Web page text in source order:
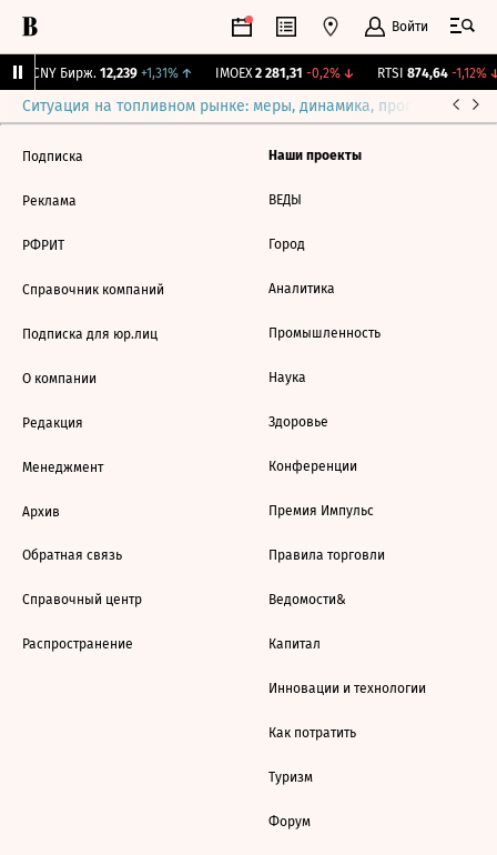
Войти
CNY Бирж. 12,239 +1,31%↑ IMOEX 2 281,31 -0,2%↓ RTSI 874,64 -1,12%↓
Ситуация на топливном рынке: меры, динамика, прогнозы
Подписка
Реклама
РФРИТ
Справочник компаний
Подписка для юр.лиц
О компании
Редакция
Менеджмент
Архив
Обратная связь
Справочный центр
Распространение
Наши проекты
ВЕДЫ
Город
Аналитика
Промышленность
Наука
Здоровье
Конференции
Премия Импульс
Правила торговли
Ведомости&
Капитал
Инновации и технологии
Как потратить
Туризм
Форум